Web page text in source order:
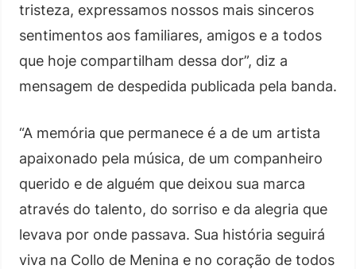
tristeza, expressamos nossos mais sinceros
sentimentos aos familiares, amigos e a todos
que hoje compartilham dessa dor”, diz a
mensagem de despedida publicada pela banda.
“A memória que permanece é a de um artista
apaixonado pela música, de um companheiro
querido e de alguém que deixou sua marca
através do talento, do sorriso e da alegria que
levava por onde passava. Sua história seguirá
viva na Collo de Menina e no coração de todos